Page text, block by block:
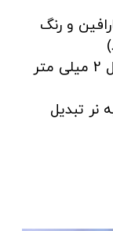
و رنگ
2-دارای ضخامت قابل قبول باشد(حداقل 2 میلی متر
نر تبدیل